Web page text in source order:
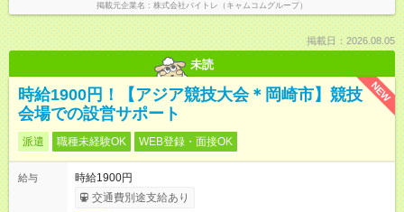
掲載元企業名 株式会社バイトレ（キャムコムグループ）
掲載日：2026.08.05
未読
NEW
時給1900円！【アジア競技大会＊岡崎市】競技
会場での設営サポート
派遣 職種未経験OK WEB登録・面接OK
給与
時給1900円
交通費別途支給あり